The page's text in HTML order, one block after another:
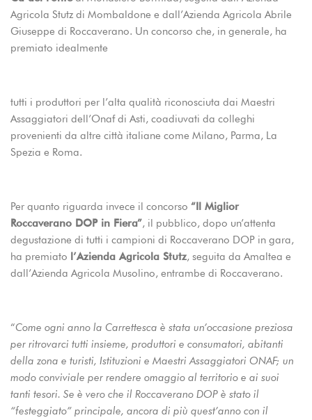
Agricola Stutz di Mombaldone e dall’Azienda Agricola Abrile
Giuseppe di Roccaverano. Un concorso che, in generale, ha
premiato idealmente
tutti i produttori per l’alta qualità riconosciuta dai Maestri
Assaggiatori dell’Onaf di Asti, coadiuvati da colleghi
provenienti da altre città italiane come Milano, Parma, La
Spezia e Roma.
Per quanto riguarda invece il concorso “Il Miglior
Roccaverano DOP in Fiera”, il pubblico, dopo un’attenta
degustazione di tutti i campioni di Roccaverano DOP in gara,
ha premiato l’Azienda Agricola Stutz, seguita da Amaltea e
dall’Azienda Agricola Musolino, entrambe di Roccaverano.
“Come ogni anno la Carrettesca è stata un’occasione preziosa
per ritrovarci tutti insieme, produttori e consumatori, abitanti
della zona e turisti, Istituzioni e Maestri Assaggiatori ONAF; un
modo conviviale per rendere omaggio al territorio e ai suoi
tanti tesori. Se è vero che il Roccaverano DOP è stato il
“festeggiato” principale, ancora di più quest’anno con il